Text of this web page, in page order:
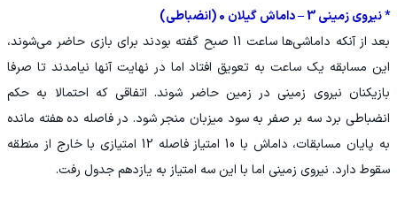
* نیروی زمینی 3 – داماش گیلان 0 (انضباطی)
بعد از آنکه داماشی‌ها ساعت 11 صبح گفته بودند برای بازی حاضر می‌شوند،
این مسابقه یک ساعت به تعویق افتاد اما در نهایت آنها نیامدند تا صرفا
بازیکنان نیروی زمینی در زمین حاضر شوند. اتفاقی که احتمالا به حکم
انضباطی برد سه بر صفر به سود میزبان منجر شود. در فاصله ده هفته مانده
به پایان مسابقات، داماش با 10 امتیاز فاصله 12 امتیازی با خارج از منطقه
سقوط دارد. نیروی زمینی اما با این سه امتیاز به یازدهم جدول رفت.